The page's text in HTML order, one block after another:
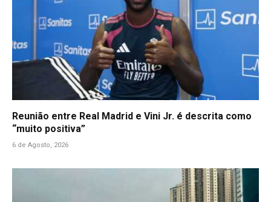
Reunião entre Real Madrid e Vini Jr. é descrita como
“muito positiva”
6 de Agosto, 2026